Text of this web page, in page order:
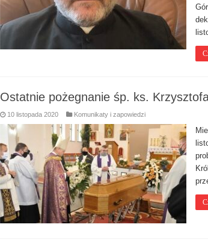
Ostatnie pożegnanie śp. ks.
10 listopada 2020 Komunikaty i zapowiedzi